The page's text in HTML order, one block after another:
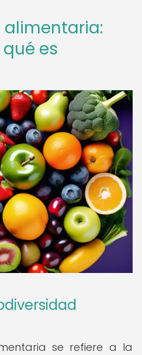
alimentaria:
es
se refiere a la